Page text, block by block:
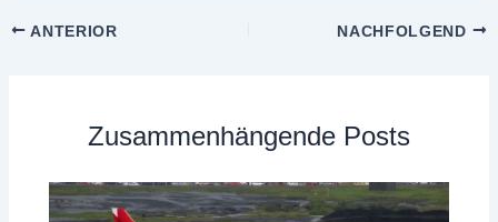
ANTERIOR NACHFOLGEND
Zusammenhängende Posts